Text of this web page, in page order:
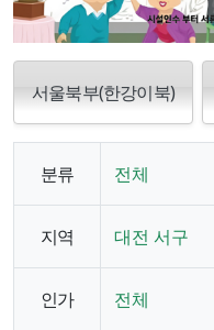
서울북부(한강이북)
분류 전체
지역 대전 서구
인가 전체